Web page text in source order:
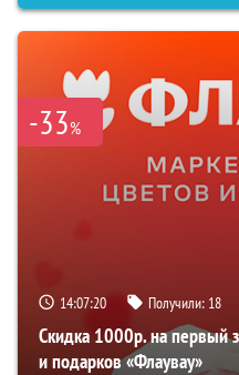
-33%
14:07:19 Получили: 18
Скидка 1000р. на первый
и подарков «Флаувау»